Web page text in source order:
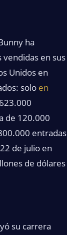
ha
en sus
Unidos en
solo en
de 120.000
entradas
de julio en
de dólares
su carrera